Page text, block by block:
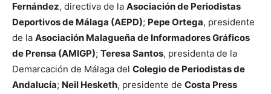
Fernández, directiva de la Asociación de Periodistas
Deportivos de Málaga (AEPD); Pepe Ortega, presidente
de la Asociación Malagueña de Informadores Gráficos
de Prensa (AMIGP); Teresa Santos, presidenta de la
Demarcación de Málaga del Colegio de Periodistas de
Andalucía; Neil Hesketh, presidente de Costa Press